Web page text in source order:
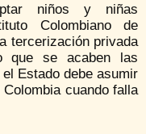
niños y niñas
Colombiano de
tercerización privada
que se acaben las
Estado debe asumir
cuando falla